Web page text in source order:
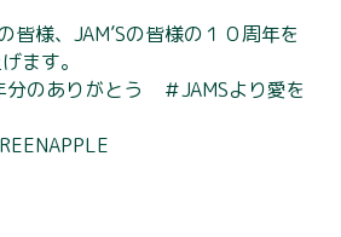
タワーについて
皆様、JAM’Sの皆様の１０周年を
ます。
分のありがとう ＃JAMSより愛を